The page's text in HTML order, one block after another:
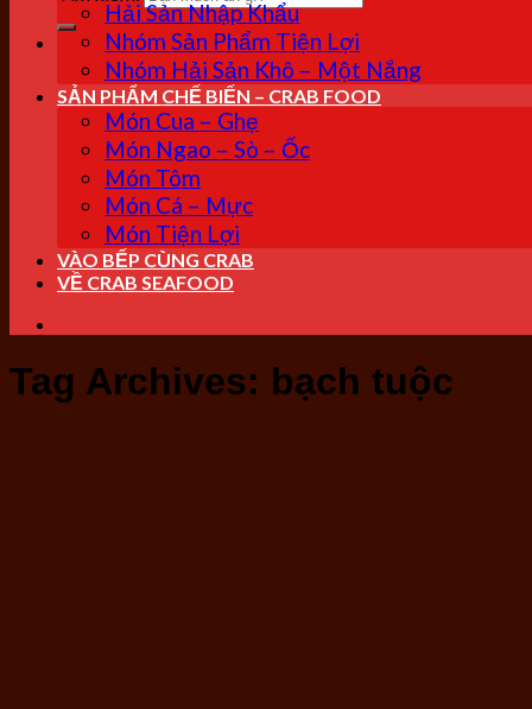
Hải Sản Nhập Khẩu
Nhóm Sản Phẩm Tiện Lợi
Nhóm Hải Sản Khô – Một Nắng
SẢN PHẨM CHẾ BIẾN – CRAB FOOD
Món Cua – Ghẹ
Món Ngao – Sò – Ốc
Món Tôm
Món Cá – Mực
Món Tiện Lợi
VÀO BẾP CÙNG CRAB
VỀ CRAB SEAFOOD
Tag Archives: bạch tuộc